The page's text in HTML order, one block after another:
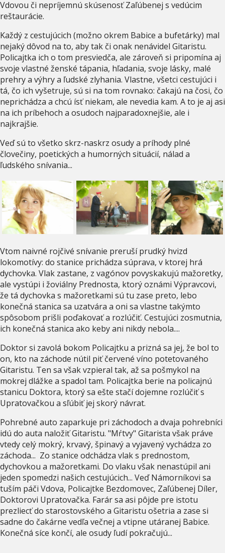
Vdovou či nepríjemnú skúsenosť Zaľúbenej s vedúcim
reštaurácie.
Každý z cestujúcich (možno okrem Babice a bufetárky) mal
nejaký dôvod na to, aby tak či onak nenávidel Gitaristu.
Policajtka ich o tom presviedča, ale zároveň si pripomína aj
svoje vlastné ženské tápania, hľadania, svoje lásky, malé
prehry a výhry a ľudské zlyhania. Vlastne, všetci cestujúci i
tá, čo ich vyšetruje, sú si na tom rovnako: čakajú na čosi, čo
neprichádza a chcú ísť niekam, ale nevedia kam. A to je aj asi
na ich príbehoch a osudoch najparadoxnejšie, ale i
najkrajšie.
Veď sú to všetko skrz-naskrz osudy a príhody plné
človečiny, poetických a humorných situácií, nálad a
ľudského snívania...
Vtom naivné rojčivé snívanie preruší prudký hvizd
lokomotívy: do stanice prichádza súprava, v ktorej hrá
dychovka. Vlak zastane, z vagónov povyskakujú mažoretky,
ale vystúpi i žoviálny Prednosta, ktorý oznámi Výpravcovi,
že tá dychovka s mažoretkami sú tu zase preto, lebo
konečná stanica sa uzatvára a oni sa vlastne takýmto
spôsobom prišli poďakovať a rozlúčiť. Cestujúci zosmutnia,
ich konečná stanica ako keby ani nikdy nebola....
Doktor si zavolá bokom Policajtku a prizná sa jej, že bol to
on, kto na záchode nútil piť červené víno potetovaného
Gitaristu. Ten sa však vzpieral tak, až sa pošmykol na
mokrej dlážke a spadol tam. Policajtka berie na policajnú
stanicu Doktora, ktorý sa ešte stačí dojemne rozlúčiť s
Upratovačkou a sľúbiť jej skorý návrat.
Pohrebné auto zaparkuje pri záchodoch a dvaja pohrebníci
idú do auta naložiť Gitaristu. "Mŕtvy" Gitarista však práve
vtedy celý mokrý, krvavý, špinavý a vyjavený vychádza zo
záchoda... Zo stanice odchádza vlak s prednostom,
dychovkou a mažoretkami. Do vlaku však nenastúpil ani
jeden spomedzi našich cestujúcich... Veď Námorníkovi sa
tuším páči Vdova, Policajtke Bezdomovec, Zaľúbenej Díler,
Doktorovi Upratovačka. Farár sa asi pôjde pre istotu
prezliecť do starostovského a Gitaristu ošetria a zase si
sadne do čakárne vedľa večnej a vtipne utáranej Babice.
Konečná síce končí, ale osudy ľudí pokračujú...